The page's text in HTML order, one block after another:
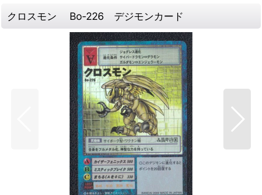
クロスモン Bo-226 デジモンカード